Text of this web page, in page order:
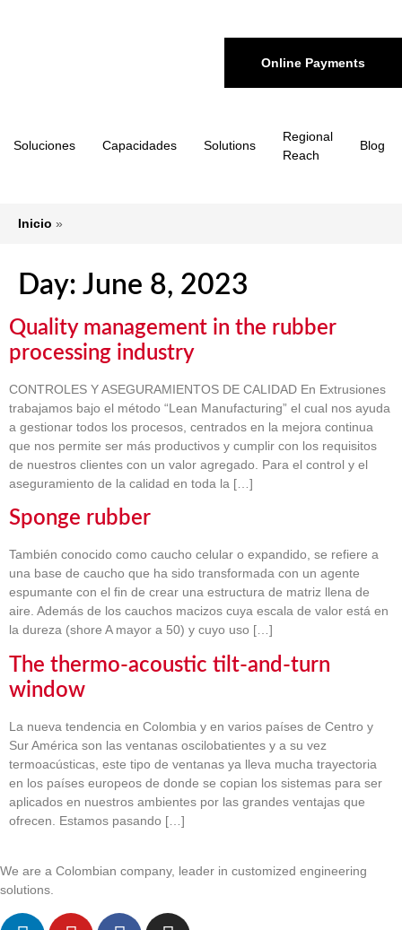
Online Payments
Soluciones Capacidades Solutions
Regional
Reach
Blog
Inicio »
Day: June 8, 2023
Quality management in the rubber
processing industry
CONTROLES Y ASEGURAMIENTOS DE CALIDAD En Extrusiones
trabajamos bajo el método “Lean Manufacturing” el cual nos ayuda
a gestionar todos los procesos, centrados en la mejora continua
que nos permite ser más productivos y cumplir con los requisitos
de nuestros clientes con un valor agregado. Para el control y el
aseguramiento de la calidad en toda la […]
Sponge rubber
También conocido como caucho celular o expandido, se refiere a
una base de caucho que ha sido transformada con un agente
espumante con el fin de crear una estructura de matriz llena de
aire. Además de los cauchos macizos cuya escala de valor está en
la dureza (shore A mayor a 50) y cuyo uso […]
The thermo-acoustic tilt-and-turn
window
La nueva tendencia en Colombia y en varios países de Centro y
Sur América son las ventanas oscilobatientes y a su vez
termoacústicas, este tipo de ventanas ya lleva mucha trayectoria
en los países europeos de donde se copian los sistemas para ser
aplicados en nuestros ambientes por las grandes ventajas que
ofrecen. Estamos pasando […]
We are a Colombian company, leader in customized engineering
solutions.